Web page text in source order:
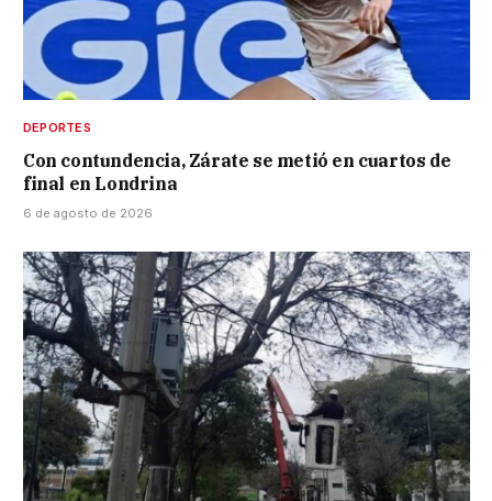
DEPORTES
Con contundencia, Zárate se metió en cuartos de
final en Londrina
6 de agosto de 2026